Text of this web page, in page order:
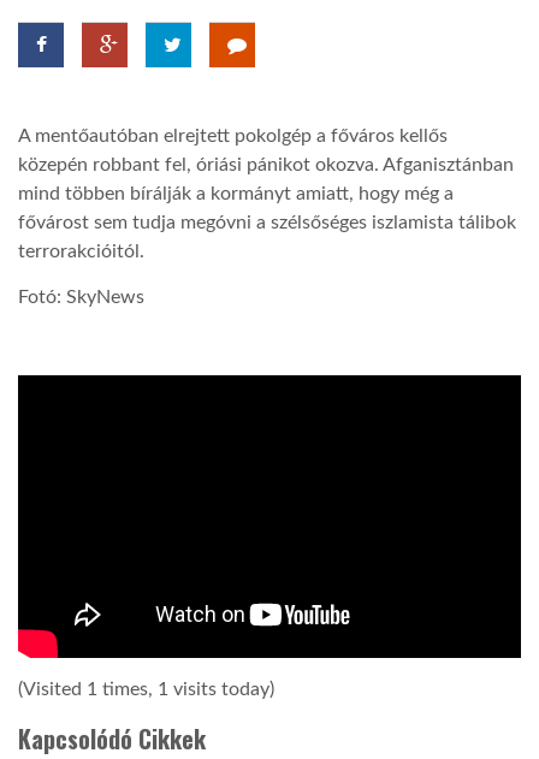
GLOBOBOOK
A mentőautóban elrejtett pokolgép a főváros kellős
közepén robbant fel, óriási pánikot okozva. Afganisztánban
mind többen bírálják a kormányt amiatt, hogy még a
fővárost sem tudja megóvni a szélsőséges iszlamista tálibok
terrorakcióitól.
Fotó: SkyNews
(Visited 1 times, 1 visits today)
Kapcsolódó Cikkek